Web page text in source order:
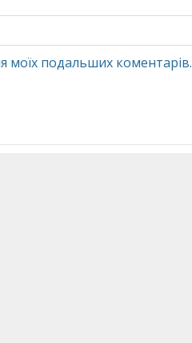
моїх подальших коментарів.